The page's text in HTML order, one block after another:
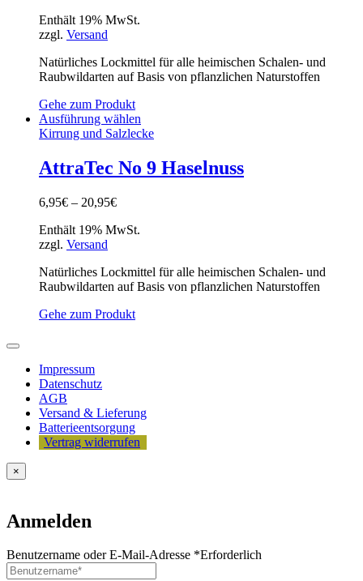
Enthält 19% MwSt.
zzgl. Versand
Natürliches Lockmittel für alle heimischen Schalen- und
Raubwildarten auf Basis von pflanzlichen Naturstoffen
Gehe zum Produkt
Ausführung wählen
Kirrung und Salzlecke
AttraTec No 9 Haselnuss
6,95€ – 20,95€
Enthält 19% MwSt.
zzgl. Versand
Natürliches Lockmittel für alle heimischen Schalen- und
Raubwildarten auf Basis von pflanzlichen Naturstoffen
Gehe zum Produkt
Impressum
Datenschutz
AGB
Versand & Lieferung
Batterieentsorgung
Vertrag widerrufen
×
Anmelden
Benutzername oder E-Mail-Adresse *Erforderlich